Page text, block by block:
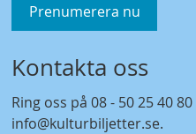
Prenumerera nu
Kontakta oss
Ring oss på08 - 50 25 40 80
info@kulturbiljetter.se.